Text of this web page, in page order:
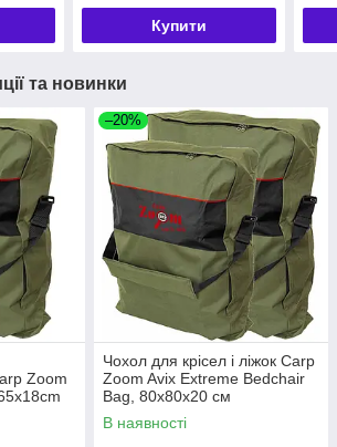
Купити
та новинки
Zoom
–20%
Чохол для крісел і ліжок Carp
Zoom Avix Extreme Bedchair
Bag, 80x80x20 см
В наявності